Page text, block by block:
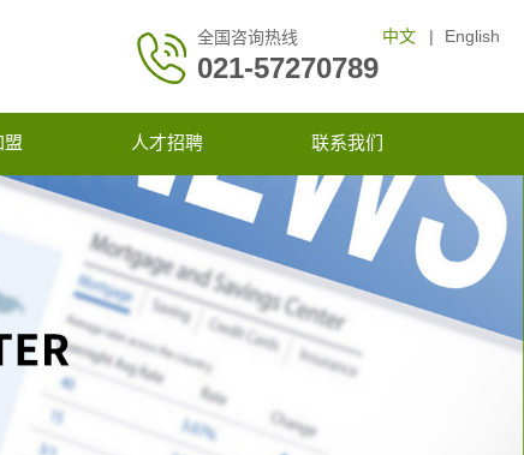
全国咨询热线
021-57270789
中文 | English
盟 人才招聘 联系我们